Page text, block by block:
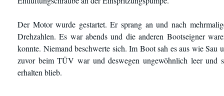
Der Motor wurde gestartet. Er sprang an und nach
Drehzahlen. Es war abends und die anderen Bootseigner
konnte. Niemand beschwerte sich. Im Boot sah es aus wie
zuvor beim TÜV war und deswegen ungewöhnlich leer und
erhalten blieb.